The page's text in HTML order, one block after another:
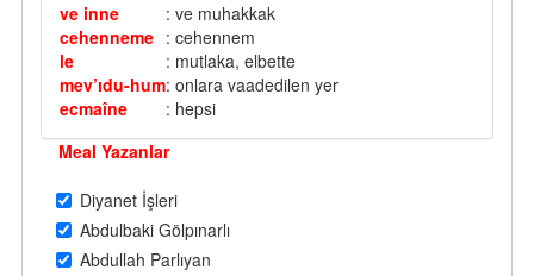
ve inne
: ve muhakkak
cehenneme : cehennem
le
: mutlaka, elbette
mev’ıdu-hum: onlara vaadedilen yer
ecmaîne
: hepsi
Meal Yazanlar
Diyanet İşleri
Abdulbaki Gölpınarlı
Abdullah Parlıyan